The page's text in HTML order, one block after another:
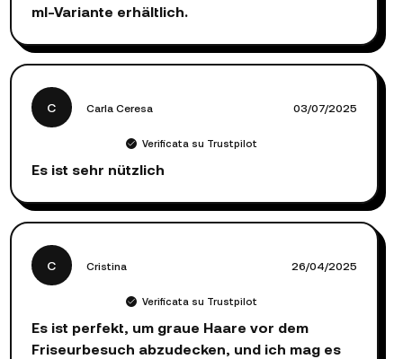
ml-Variante erhältlich.
C Carla Ceresa 03/07/2025
Verificata su Trustpilot
Es ist sehr nützlich
C Cristina 26/04/2025
Verificata su Trustpilot
Es ist perfekt, um graue Haare vor dem
Friseurbesuch abzudecken, und ich mag es